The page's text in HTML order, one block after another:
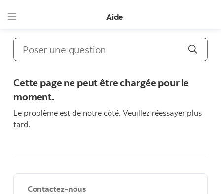
Aide
Poser
Cette page ne peut être chargée pour le
moment.
Le problème est de notre côté. Veuillez réessayer plus
tard.
Contactez-nous